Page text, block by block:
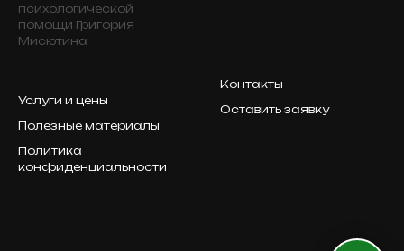
психологической
помощи Григория
Мисютина
Услуги и цены
Полезные материалы
Политика
конфиденциальности
Контакты
Оставить заявку